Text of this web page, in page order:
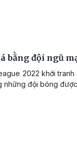
bằng đội ngũ
2022 khởi
những đội bóng